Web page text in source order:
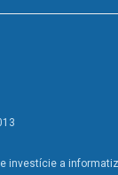
investície a